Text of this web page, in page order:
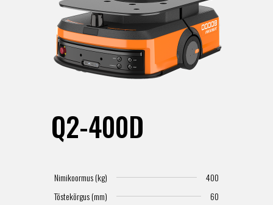
Q2-400D
Nimikoormus (kg)
400
Tõstekõrgus (mm)
60